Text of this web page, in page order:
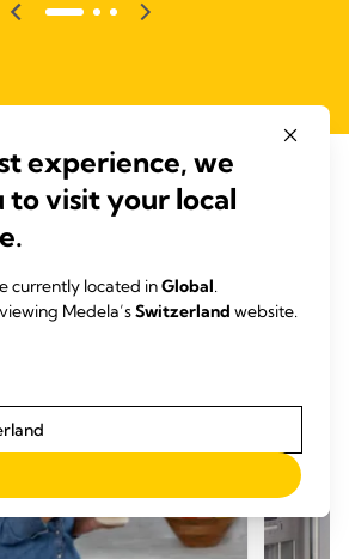
ARTIKEL
experience, we
to visit your local
currently located inGlobal.
Medela’sSwitzerland website.